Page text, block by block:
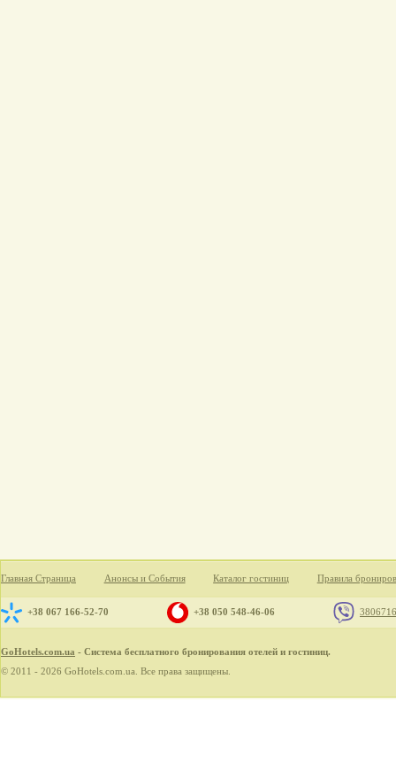
Главная Страница Анонсы и События Каталог гостиниц Правила
+38 067 166-52-70 +38 050 548-46-06
GoHotels.com.ua - Система бесплатного бронирования отелей и гостиниц.
© 2011 - 2026 GoHotels.com.ua. Все права защищены.